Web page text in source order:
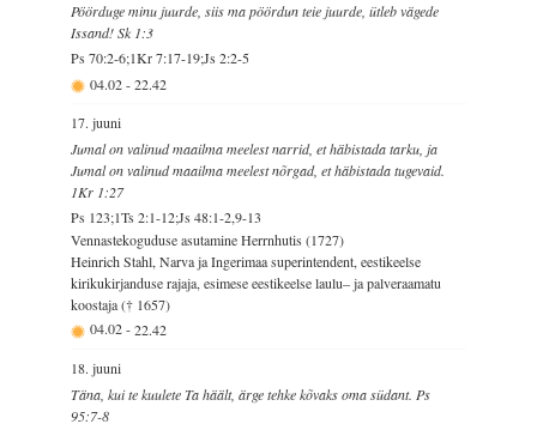
Pöörduge minu juurde, siis ma pöördun teie juurde, ütleb vägede
Issand! Sk 1:3
Ps 70:2-6;1Kr 7:17-19;Js 2:2-5
04.02-22.42
17. juuni
Jumal on valinud maailma meelest narrid, et häbistada tarku, ja
Jumal on valinud maailma meelest nõrgad, et häbistada tugevaid.
1Kr 1:27
Ps 123;1Ts 2:1-12;Js 48:1-2,9-13
Vennastekoguduse asutamine Herrnhutis (1727)
Heinrich Stahl, Narva ja Ingerimaa superintendent, eestikeelse
kirikukirjanduse rajaja, esimese eestikeelse laulu– ja palveraamatu
koostaja († 1657)
04.02-22.42
18. juuni
Täna, kui te kuulete Ta häält, ärge tehke kõvaks oma südant. Ps
95:7-8